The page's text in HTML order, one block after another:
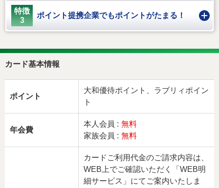
特徴
3
ポイント提携企業でもポイントがたまる！
カード基本情報
ポイント
大和優待ポイント、ラブリィポイン
ト
年会費
本人会員 : 無料
家族会員 : 無料
カードご利用代金のご請求内容は、
WEB上でご確認いただく「WEB明
細サービス」にてご案内いたしま